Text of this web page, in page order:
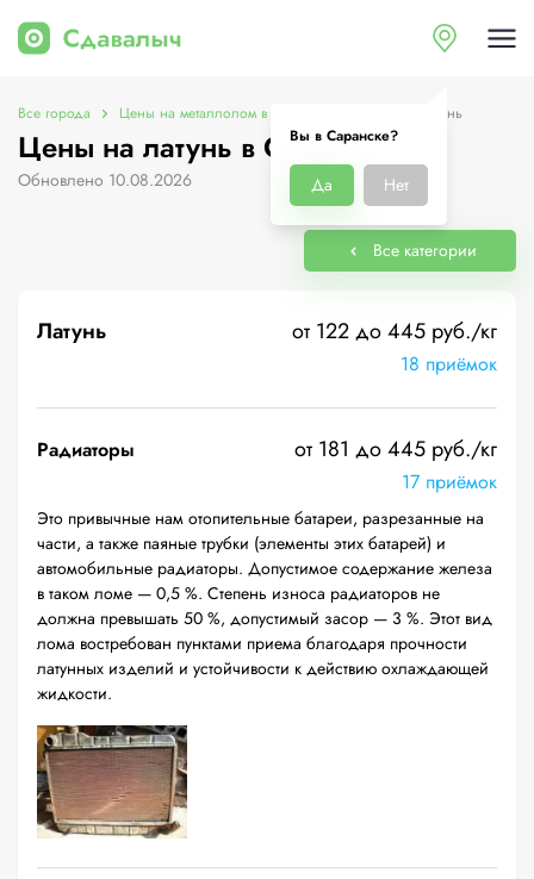
Вы в Саранске?
Да Нет
Все города Цены на металлолом в Саранске Цены на латунь
Цены на латунь в Саранске
Обновлено 10.08.2026
Все категории
Латунь от 122 до 445 руб./кг
18 приёмок
Радиаторы от 181 до 445 руб./кг
17 приёмок
Это привычные нам отопительные батареи, разрезанные на
части, а также паяные трубки (элементы этих батарей) и
автомобильные радиаторы. Допустимое содержание железа
в таком ломе — 0,5 %. Степень износа радиаторов не
должна превышать 50 %, допустимый засор — 3 %. Этот вид
лома востребован пунктами приема благодаря прочности
латунных изделий и устойчивости к действию охлаждающей
жидкости.